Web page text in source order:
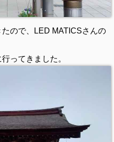
ので、LED MATICSさんの
行ってきました。